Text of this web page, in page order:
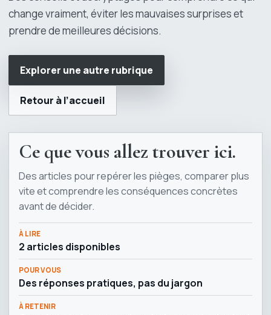
change vraiment, éviter les mauvaises surprises et
prendre de meilleures décisions.
Explorer une autre rubrique
Retour à l’accueil
Ce que vous allez trouver ici.
Des articles pour repérer les pièges, comparer plus
vite et comprendre les conséquences concrètes
avant de décider.
À LIRE
2 articles disponibles
POUR VOUS
Des réponses pratiques, pas du jargon
À RETENIR